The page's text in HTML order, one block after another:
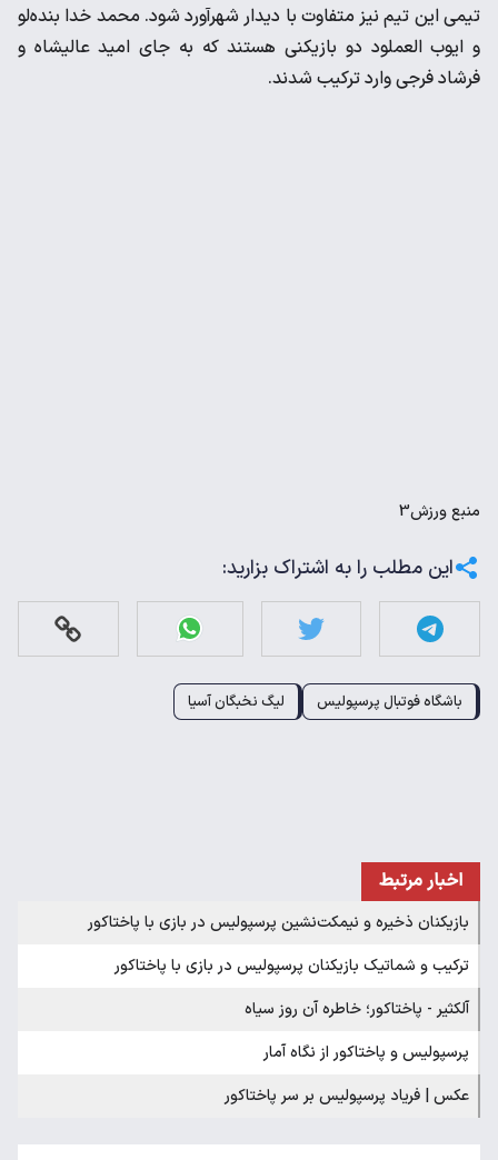
تیمی این تیم نیز متفاوت با دیدار شهرآورد شود. محمد خدا بنده‌لو
و ایوب العملود دو بازیکنی هستند که به جای امید عالیشاه و
فرشاد فرجی وارد ترکیب شدند.
منبعورزش3
این مطلب را به اشتراک بزارید:
باشگاه فوتبال پرسپولیس لیگ نخبگان آسیا
اخبار مرتبط
بازیکنان ذخیره و نیمکت‌نشین پرسپولیس در بازی با پاختاکور
ترکیب و شماتیک بازیکنان پرسپولیس در بازی با پاختاکور
آلکثیر - پاختاکور؛ خاطره آن روز سیاه
پرسپولیس و پاختاکور از نگاه آمار
عکس | فریاد پرسپولیس بر سر پاختاکور